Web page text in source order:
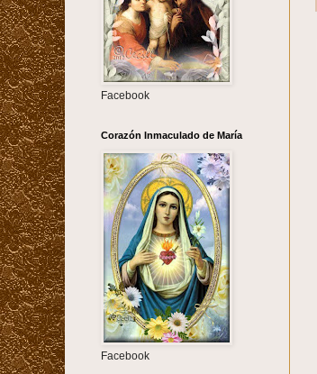
Facebook
Corazón Inmaculado de María
Facebook